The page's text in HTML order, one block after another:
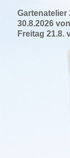
Gartenatelier
30.8.2026
Freitag 21.8.